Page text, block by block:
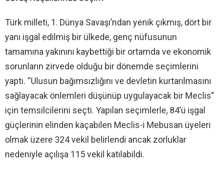
Türk milleti, 1. Dünya Savaşı’ndan yenik çıkmış, dört bir
yanı işgal edilmiş bir ülkede, genç nüfusunun
tamamına yakınını kaybettiği bir ortamda ve ekonomik
sorunların zirvede olduğu bir dönemde seçimlerini
yaptı. “Ulusun bağımsızlığını ve devletin kurtarılmasını
sağlayacak önlemleri düşünüp uygulayacak bir Meclis”
için temsilcilerini seçti. Yapılan seçimlerle, 84’ü işgal
güçlerinin elinden kaçabilen Meclis-i Mebusan üyeleri
olmak üzere 324 vekil belirlendi ancak zorluklar
nedeniyle açılışa 115 vekil katılabildi.